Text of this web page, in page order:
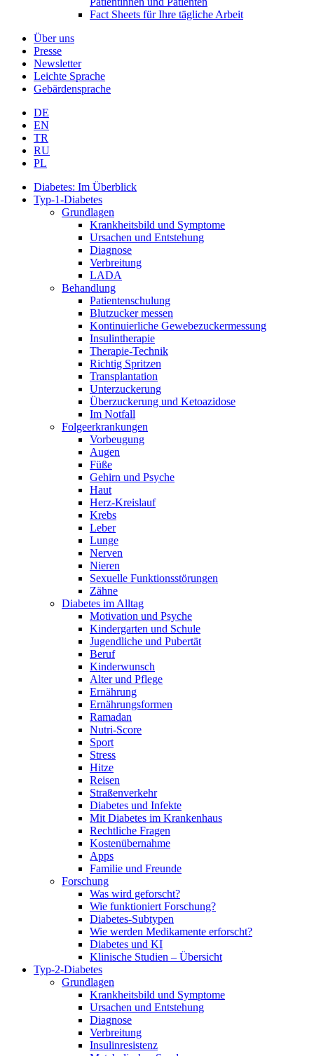
Fact Sheets für Ihre tägliche Arbeit
Über uns
Presse
Newsletter
Leichte Sprache
Gebärdensprache
DE
EN
TR
RU
PL
Diabetes: Im Überblick
Typ-1-Diabetes
Grundlagen
Krankheitsbild und Symptome
Ursachen und Entstehung
Diagnose
Verbreitung
LADA
Behandlung
Patientenschulung
Blutzucker messen
Kontinuierliche Gewebezuckermessung
Insulintherapie
Therapie-Technik
Richtig Spritzen
Transplantation
Unterzuckerung
Überzuckerung und Ketoazidose
Im Notfall
Folgeerkrankungen
Vorbeugung
Augen
Füße
Gehirn und Psyche
Haut
Herz-Kreislauf
Krebs
Leber
Lunge
Nerven
Nieren
Sexuelle Funktionsstörungen
Zähne
Diabetes im Alltag
Motivation und Psyche
Kindergarten und Schule
Jugendliche und Pubertät
Beruf
Kinderwunsch
Alter und Pflege
Ernährung
Ernährungsformen
Ramadan
Nutri-Score
Sport
Stress
Hitze
Reisen
Straßenverkehr
Diabetes und Infekte
Mit Diabetes im Krankenhaus
Rechtliche Fragen
Kostenübernahme
Apps
Familie und Freunde
Forschung
Was wird geforscht?
Wie funktioniert Forschung?
Diabetes-Subtypen
Wie werden Medikamente erforscht?
Diabetes und KI
Klinische Studien – Übersicht
Typ-2-Diabetes
Grundlagen
Krankheitsbild und Symptome
Ursachen und Entstehung
Diagnose
Verbreitung
Insulinresistenz